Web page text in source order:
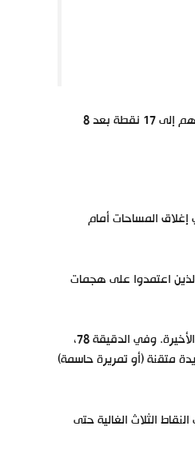
، رافعين رصيدهم إلى 17 نقطة بعد 8
المساحات أمام
اعتمدوا على هجمات
مع مرور الدقائق، بدا أن المباراة تتجه نحو تعادل سلبي مُحبط لأرسنال، لكن “الغانرز” كثفوا ضغطهم في الدقائق الأخيرة. وفي الدقيقة 78،
متقنة (أو تمريرة حاسمة)
الثلاث الغالية حتى